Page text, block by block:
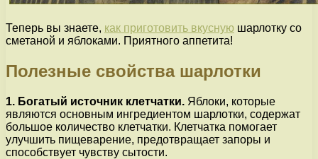
Теперь вы знаете, как приготовить вкусную шарлотку со
сметаной и яблоками. Приятного аппетита!
Полезные свойства шарлотки
1. Богатый источник клетчатки. Яблоки, которые
являются основным ингредиентом шарлотки, содержат
большое количество клетчатки. Клетчатка помогает
улучшить пищеварение, предотвращает запоры и
способствует чувству сытости.